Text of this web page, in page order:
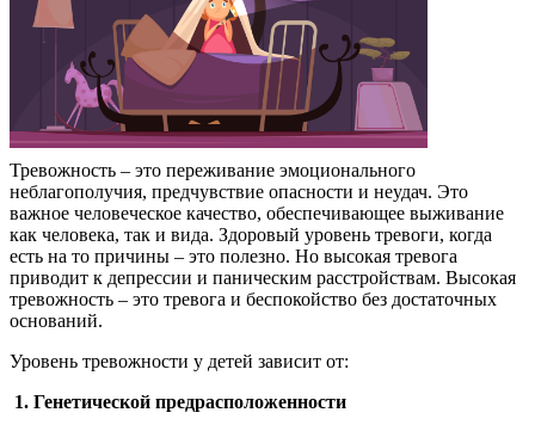
Тревожность – это переживание эмоционального
неблагополучия, предчувствие опасности и неудач. Это
важное человеческое качество, обеспечивающее выживание
как человека, так и вида. Здоровый уровень тревоги, когда
есть на то причины – это полезно. Но высокая тревога
приводит к депрессии и паническим расстройствам. Высокая
тревожность – это тревога и беспокойство без достаточных
оснований.
Уровень тревожности у детей зависит от:
1. Генетической предрасположенности